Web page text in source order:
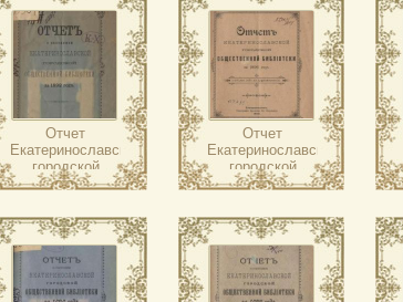
Отчет
Екатеринославской
городской
общественной
Отчет
Екатеринославской
городской
общественной